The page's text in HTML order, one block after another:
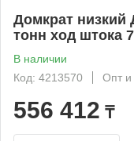
Домкрат низкий
тонн ход штока
В наличии
Код: 4213570
Опт и
556 412 ₸